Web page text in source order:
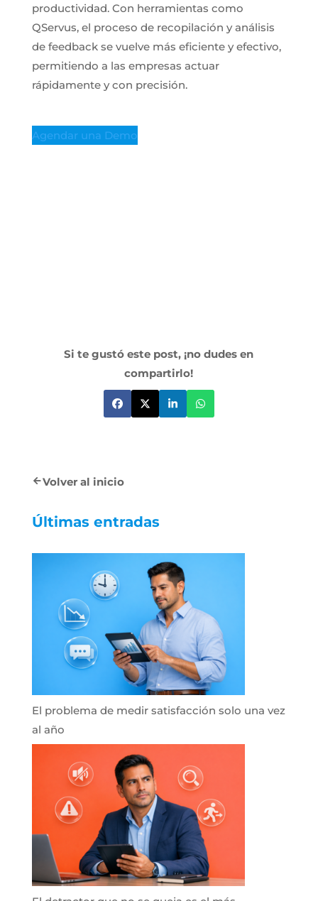
productividad. Con herramientas como
QServus, el proceso de recopilación y análisis
de feedback se vuelve más eficiente y efectivo,
permitiendo a las empresas actuar
rápidamente y con precisión.
Agendar una Demo
Si te gustó este post, ¡no dudes en
compartirlo!
Volver al inicio
Últimas entradas
El problema de medir satisfacción solo una vez
al año